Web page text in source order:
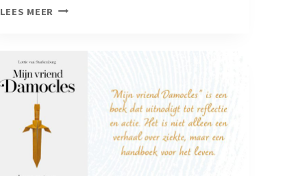
LEES MEER IN
TESTEN
OP